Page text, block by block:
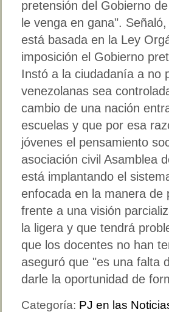
pretensión del Gobierno
le venga en gana".
está basada en la Ley
imposición el Gobierno
Instó a la ciudadanía a no
venezolanas sea
cambio de una nación
escuelas y que por esa
jóvenes el pensamiento
asociación civil Asamblea
está implantando el
enfocada en la manera de
frente a una visión
la ligera y que tendrá
que los docentes no han
aseguró que "es una falta
darle la oportunidad de
Categoría: PJ en las